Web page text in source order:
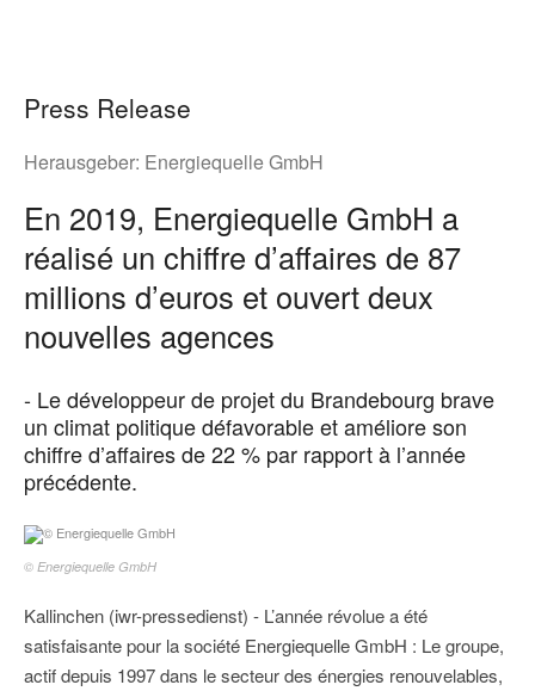
Press Release
Herausgeber: Energiequelle GmbH
En 2019, Energiequelle GmbH a
réalisé un chiffre d’affaires de 87
millions d’euros et ouvert deux
nouvelles agences
- Le développeur de projet du Brandebourg brave
un climat politique défavorable et améliore son
chiffre d’affaires de 22 % par rapport à l’année
précédente.
© Energiequelle GmbH
Kallinchen (iwr-pressedienst) - L’année révolue a été
satisfaisante pour la société Energiequelle GmbH : Le groupe,
actif depuis 1997 dans le secteur des énergies renouvelables,